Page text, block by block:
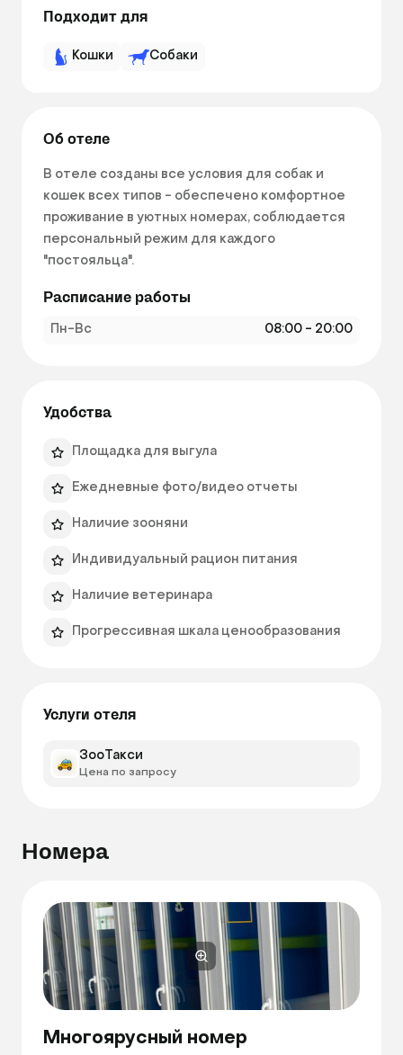
Подходит для
Кошки Собаки
Об отеле
В отеле созданы все условия для собак и
кошек всех типов - обеспечено комфортное
проживание в уютных номерах, соблюдается
персональный режим для каждого
"постояльца".
Расписание работы
Пн-Вс 08:00 - 20:00
Удобства
Площадка для выгула
Ежедневные фото/видео отчеты
Наличие зооняни
Индивидуальный рацион питания
Наличие ветеринара
Прогрессивная шкала ценообразования
Услуги отеля
ЗооТакси
Цена по запросу
Номера
Многоярусный номер